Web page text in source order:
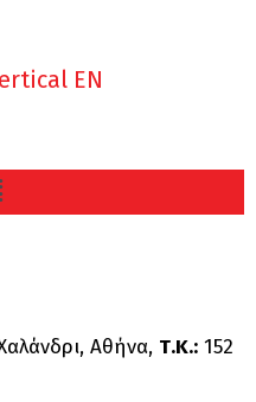
Αθήνα, Τ.Κ.: 152